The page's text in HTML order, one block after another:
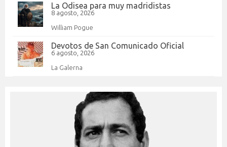
La Odisea para muy madridistas
8 agosto, 2026
William Pogue
Devotos de San Comunicado Oficial
6 agosto, 2026
La Galerna